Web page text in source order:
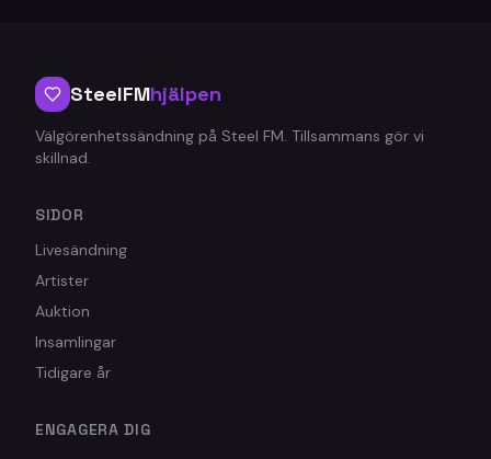
SteelFMhjälpen
Välgörenhetssändning på Steel FM. Tillsammans gör vi
skillnad.
SIDOR
Livesändning
Artister
Auktion
Insamlingar
Tidigare år
ENGAGERA DIG